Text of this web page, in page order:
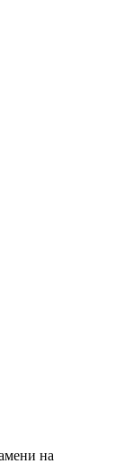
на